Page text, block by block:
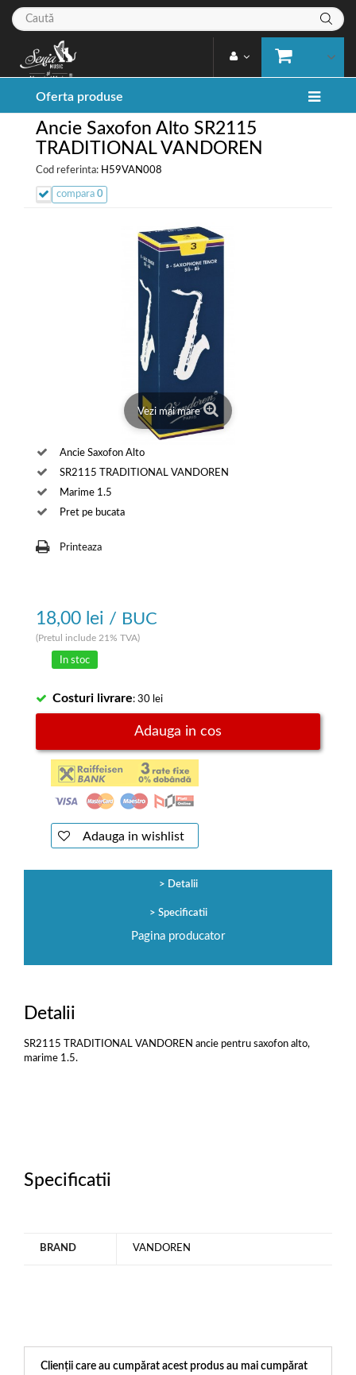
Oferta produse
Ancie Saxofon Alto SR2115
TRADITIONAL VANDOREN
Cod referinta: H59VAN008
compara 0
Vezi mai mare
Ancie Saxofon Alto
SR2115 TRADITIONAL VANDOREN
Marime 1.5
Pret pe bucata
Printeaza
18,00 lei / BUC
(Pretul include 21% TVA)
In stoc
Costuri livrare: 30 lei
Adauga in cos
Adauga in wishlist
Detalii
Specificatii
Pagina producator
Detalii
SR2115 TRADITIONAL VANDOREN ancie pentru saxofon alto,
marime 1.5.
Specificatii
BRAND VANDOREN
Clienții care au cumpărat acest produs au mai cumpărat